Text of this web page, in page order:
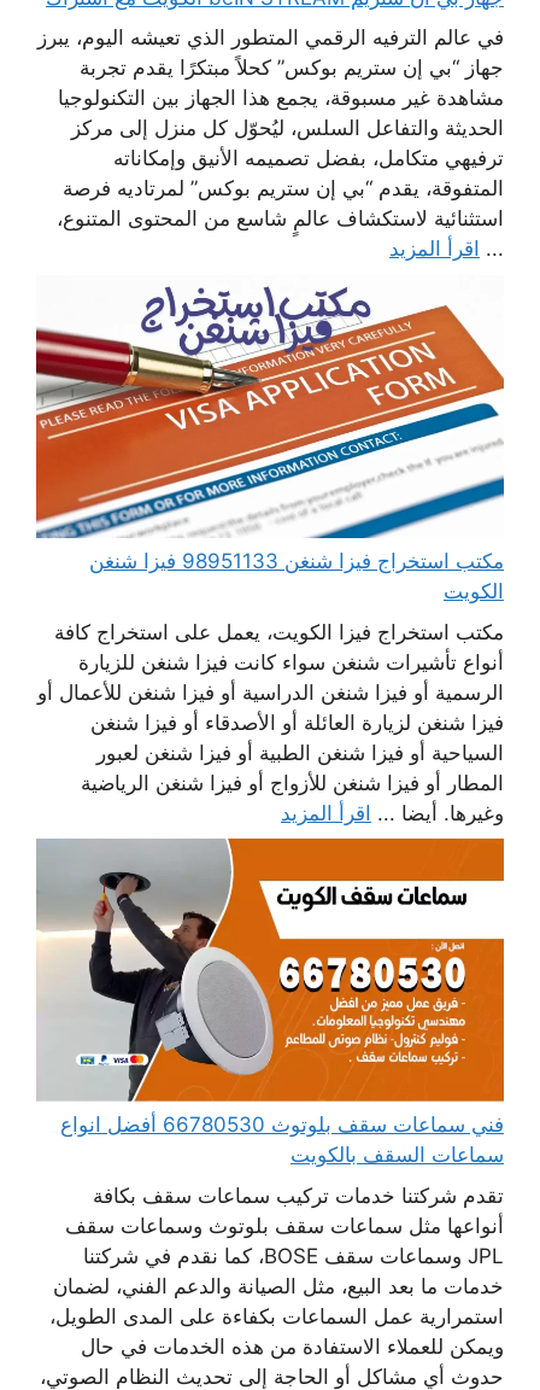
في عالم الترفيه الرقمي المتطور الذي تعيشه اليوم، يبرز
جهاز “بي إن ستريم بوكس” كحلاً مبتكرًا يقدم تجربة
مشاهدة غير مسبوقة، يجمع هذا الجهاز بين التكنولوجيا
الحديثة والتفاعل السلس، ليُحوّل كل منزل إلى مركز
ترفيهي متكامل، بفضل تصميمه الأنيق وإمكاناته
المتفوقة، يقدم “بي إن ستريم بوكس” لمرتاديه فرصة
استثنائية لاستكشاف عالمٍ شاسع من المحتوى المتنوع،
... اقرأ المزيد
مكتب استخراج فيزا شنغن 98951133 فيزا شنغن
الكويت
مكتب استخراج فيزا الكويت، يعمل على استخراج كافة
أنواع تأشيرات شنغن سواء كانت فيزا شنغن للزيارة
الرسمية أو فيزا شنغن الدراسية أو فيزا شنغن للأعمال أو
فيزا شنغن لزيارة العائلة أو الأصدقاء أو فيزا شنغن
السياحية أو فيزا شنغن الطبية أو فيزا شنغن لعبور
المطار أو فيزا شنغن للأزواج أو فيزا شنغن الرياضية
وغيرها. أيضا ... اقرأ المزيد
فني سماعات سقف بلوتوث 66780530 أفضل انواع
سماعات السقف بالكويت
تقدم شركتنا خدمات تركيب سماعات سقف بكافة
أنواعها مثل سماعات سقف بلوتوث وسماعات سقف
JPL وسماعات سقف BOSE، كما نقدم في شركتنا
خدمات ما بعد البيع، مثل الصيانة والدعم الفني، لضمان
استمرارية عمل السماعات بكفاءة على المدى الطويل،
ويمكن للعملاء الاستفادة من هذه الخدمات في حال
حدوث أي مشاكل أو الحاجة إلى تحديث النظام الصوتي،